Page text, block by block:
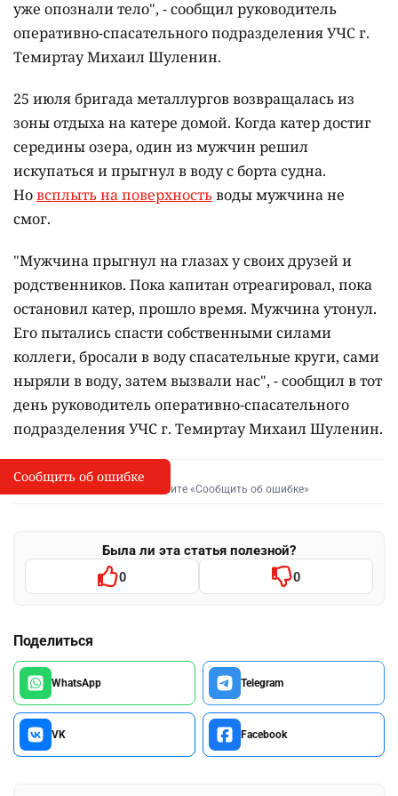
уже опознали тело", - сообщил руководитель
оперативно-спасательного подразделения УЧС г.
Темиртау Михаил Шуленин.
25 июля бригада металлургов возвращалась из
зоны отдыха на катере домой. Когда катер достиг
середины озера, один из мужчин решил
искупаться и прыгнул в воду с борта судна.
Новсплыть на поверхностьводы мужчина не
смог.
"Мужчина прыгнул на глазах у своих друзей и
родственников. Пока капитан отреагировал, пока
остановил катер, прошло время. Мужчина утонул.
Его пытались спасти собственными силами
коллеги, бросали в воду спасательные круги, сами
ныряли в воду, затем вызвали нас", - сообщил в тот
день руководитель оперативно-спасательного
подразделения УЧС г. Темиртау Михаил Шуленин.
I
Сообщить об опечатке
Выделите фрагмент и нажмите «Сообщить об ошибке»
Была ли эта статья полезной?
0 0
Поделиться
WhatsApp Telegram
VK Facebook
Сообщить об ошибке